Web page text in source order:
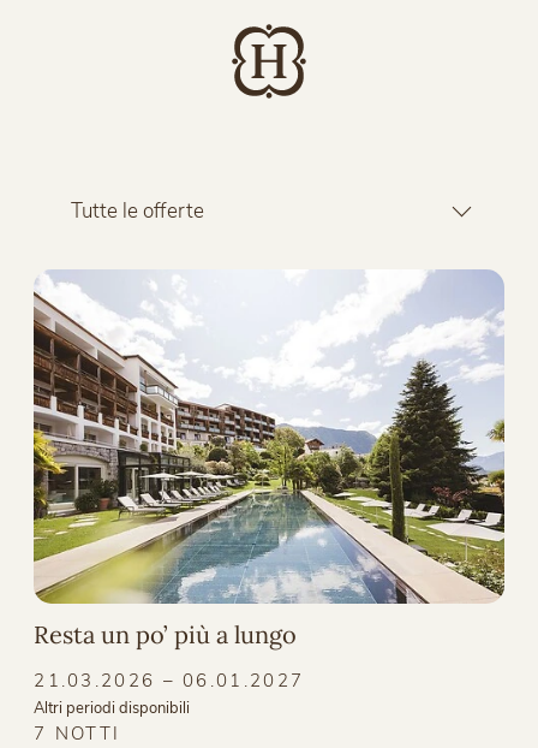
Tutte le offerte
Resta un po’ più a lungo
21.03.2026 – 06.01.2027
Altri periodi disponibili
7 NOTTI